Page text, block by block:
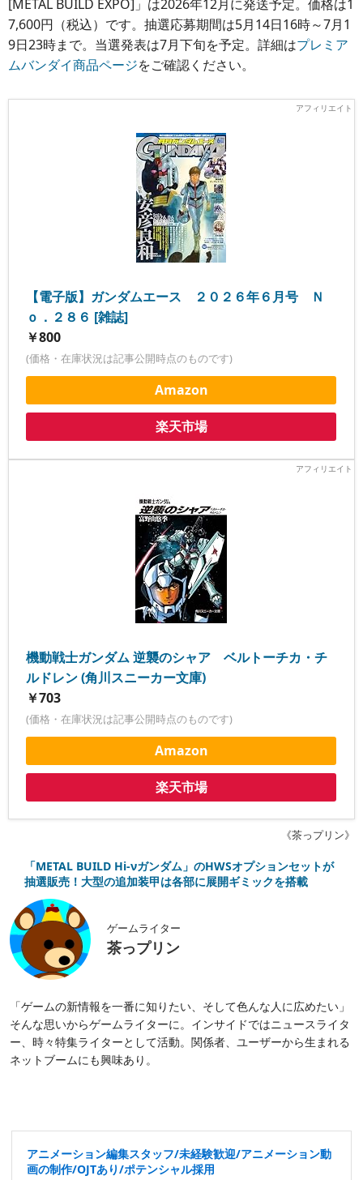
[METAL BUILD EXPO]」は2026年12月に発送予定。価格は1
7,600円（税込）です。抽選応募期間は5月14日16時～7月1
9日23時まで。当選発表は7月下旬を予定。詳細はプレミア
ムバンダイ商品ページをご確認ください。
【電子版】ガンダムエース ２０２６年６月号 Ｎ
ｏ．２８６ [雑誌]
￥800
(価格・在庫状況は記事公開時点のものです)
Amazon
楽天市場
機動戦士ガンダム 逆襲のシャア ベルトーチカ・チ
ルドレン (角川スニーカー文庫)
￥703
(価格・在庫状況は記事公開時点のものです)
Amazon
楽天市場
《茶っプリン》
「METAL BUILD Hi-νガンダム」のHWSオプションセットが
抽選販売！大型の追加装甲は各部に展開ギミックを搭載
ゲームライター
茶っプリン
「ゲームの新情報を一番に知りたい、そして色んな人に広めたい」
そんな思いからゲームライターに。インサイドではニュースライタ
ー、時々特集ライターとして活動。関係者、ユーザーから生まれる
ネットブームにも興味あり。
アニメーション編集スタッフ/未経験歓迎/アニメーション動
画の制作/OJTあり/ポテンシャル採用